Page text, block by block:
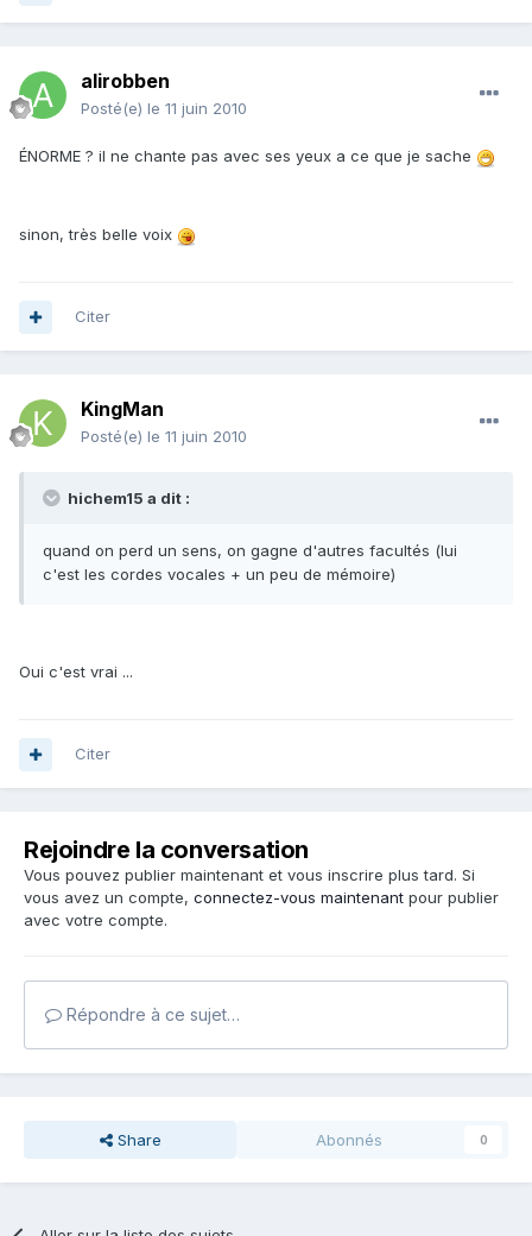
alirobben
Posté(e) le 11 juin 2010
ÉNORME ? il ne chante pas avec ses yeux a ce que je sache
sinon, très belle voix
Citer
KingMan
Posté(e) le 11 juin 2010
hichem15 a dit :
quand on perd un sens, on gagne d'autres facultés (lui
c'est les cordes vocales + un peu de mémoire)
Oui c'est vrai ...
Citer
Rejoindre la conversation
Vous pouvez publier maintenant et vous inscrire plus tard. Si
vous avez un compte, connectez-vous maintenant pour publier
avec votre compte.
Répondre à ce sujet…
Share Abonnés 0